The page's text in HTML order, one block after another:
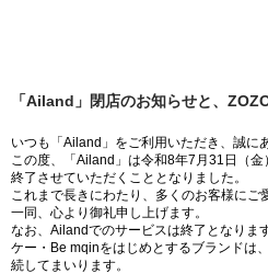
「Ailand」閉店のお知らせと、
いつも「Ailand」をご利用いただき、誠に
この度、「Ailand」は令和8年7月31日（
終了させていただくこととなりました。
これまで長きにわたり、多くのお客様にご
一同、心より御礼申し上げます。
なお、Ailandでのサービスは終了となりま
ケー・Be mqinをはじめとするブランドは
続してまいります。